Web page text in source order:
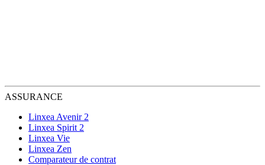
ASSURANCE
Linxea Avenir 2
Linxea Spirit 2
Linxea Vie
Linxea Zen
Comparateur de contrat